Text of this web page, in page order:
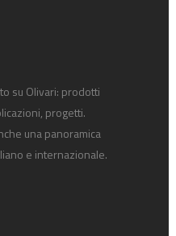
su Olivari: prodotti
progetti.
una panoramica
e internazionale.